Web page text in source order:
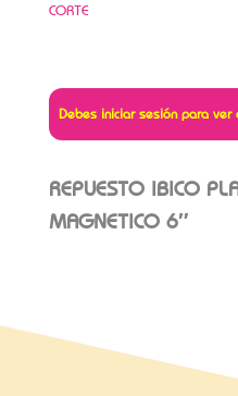
CORTE
Debes iniciar sesión para ver
REPUESTO IBICO
MAGNETICO 6″